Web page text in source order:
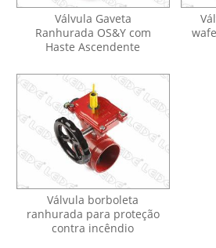
Válvula Gaveta
Ranhurada OS&Y com
Haste Ascendente
Válvula borboleta
ranhurada para proteção
contra incêndio